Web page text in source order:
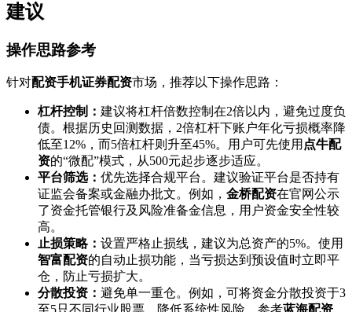
建议
操作思路参考
针对配资手机证券配资市场，推荐以下操作思路：
杠杆控制： 建议将杠杆倍数控制在2倍以内，避免过度负
债。根据历史回测数据，2倍杠杆下账户年化亏损概率降
低至12%，而5倍杠杆则升至45%。用户可先使用 点牛配
资的“微配”模式，从500元起步逐步适应。
平台筛选： 优先选择合规平台。建议验证平台是否持有
证监会备案或金融办批文。例如， 金桥配资在官网公示
了资金托管银行及风险准备金信息，用户资金安全性较
高。
止损策略： 设置严格止损线，建议为总资产的5%。使用
智富配资的自动止损功能，当亏损达到预设值时立即平
仓，防止亏损扩大。
分散投资： 避免单一重仓。例如，可将资金分散投资于3